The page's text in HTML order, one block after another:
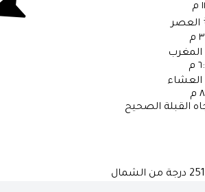
العصر
م
المغرب
م
العشاء
م
القبلة الصحيح
درجة من الشمال